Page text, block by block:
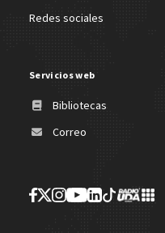
Redes sociales
Servicios web
Bibliotecas
Correo